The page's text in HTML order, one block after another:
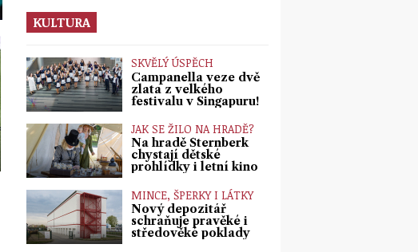
KULTURA
SKVĚLÝ ÚSPĚCH
Campanella veze dvě
zlata z velkého
festivalu v Singapuru!
JAK SE ŽILO NA HRADĚ?
Na hradě Šternberk
chystají dětské
prohlídky i letní kino
MINCE, ŠPERKY I LÁTKY
Nový depozitář
schraňuje pravěké i
středověké poklady